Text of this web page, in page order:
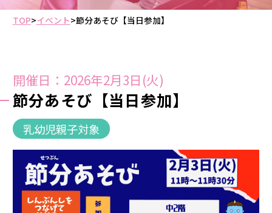
TOP>イベント>節分あそび【当日参加】
開催日：2026年2月3日(火)
節分あそび【当日参加】
乳幼児親子対象